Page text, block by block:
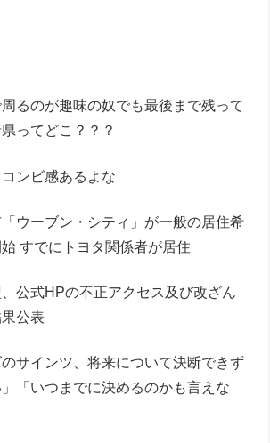
ク「実際にプレイしたらわかるけど
って感じで性的な目では見れない
るのが趣味の奴でも最後まで残って
ってどこ？？？
ンビ感あるよな
ウーブン・シティ」が一般の居住希
すでにトヨタ関係者が居住
公式HPの不正アクセス及び改ざん
公表
サインツ、将来について決断できず
」「いつまでに決めるのかも言えな